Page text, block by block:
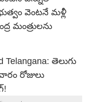
వెంటనే మళ్లీ
మంత్రులను
Telangana: తెలుగు
రోజులు